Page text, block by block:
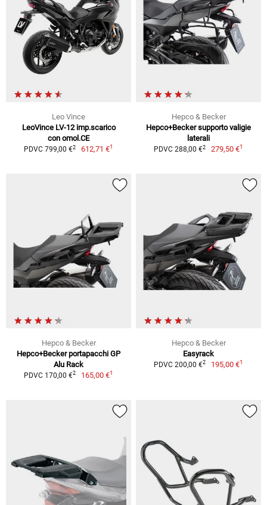
Leo Vince
LeoVince LV-12 imp.scarico
con omol.CE
PDVC 799,00 €2 612,71 €1
Hepco & Becker
Hepco+Becker supporto valigie
laterali
PDVC 288,00 €2 279,50 €1
Hepco & Becker
Hepco+Becker portapacchi GP
Alu Rack
PDVC 170,00 €2 165,00 €1
Hepco & Becker
Easyrack
PDVC 200,00 €2 195,00 €1